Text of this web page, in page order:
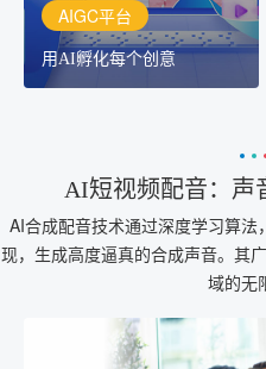
AIGC平台
用AI孵化每个创意
AI短视频配音：声
AI合成配音技术通过深度学习算
现，生成高度逼真的合成声音。其
域的无